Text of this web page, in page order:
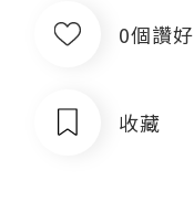
0個讚好
收藏